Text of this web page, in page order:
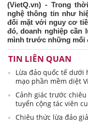
(VietQ.vn) - Trong
nghệ thông tin như
đối mặt với nguy cơ
đó, doanh nghiệp cần
mình trước những mối
TIN LIÊN QUAN
Lừa đảo quốc tế
mạo phần mềm diệt
Cảnh giác trước
tuyển cộng tác viên
Chiêu thức lừa đảo